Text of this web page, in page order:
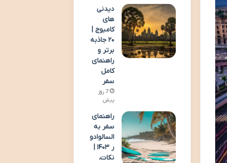
دیدنی
های
کامبوج |
۲۰ جاذبه
برتر و
راهنمای
کامل
سفر
7 روز
پیش
راهنمای
سفر به
السالوادو
ر ۱۴۰۳ |
نکات،